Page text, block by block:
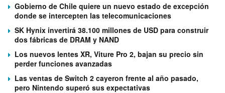
Gobierno de Chile quiere un nuevo estado de excepción
donde se intercepten las telecomunicaciones
SK Hynix invertirá 38.100 millones de USD para construir
dos fábricas de DRAM y NAND
Los nuevos lentes XR, Viture Pro 2, bajan su precio sin
perder funciones avanzadas
Las ventas de Switch 2 cayeron frente al año pasado,
pero Nintendo superó sus expectativas